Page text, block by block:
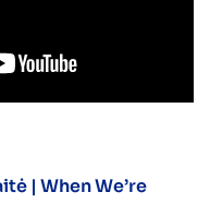
| When We’re